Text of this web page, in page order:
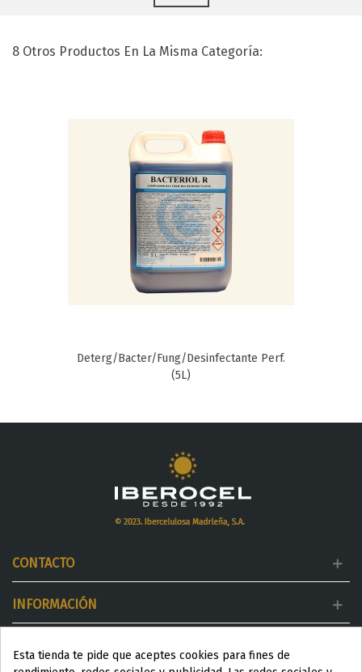
8 Otros Productos En La Misma Categoría:
Deterg/Bacter/Fung/Desinfectante Perf.
(5L)
CONTACTO
INFORMACIÓN
Esta tienda te pide que aceptes cookies para fines de